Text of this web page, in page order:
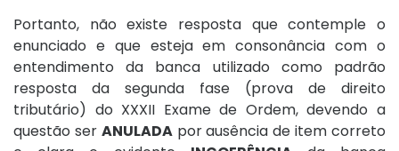
Portanto, não existe resposta que contemple o
enunciado e que esteja em consonância com o
entendimento da banca utilizado como padrão
resposta da segunda fase (prova de direito
tributário) do XXXII Exame de Ordem, devendo a
questão ser ANULADApor ausência de item correto